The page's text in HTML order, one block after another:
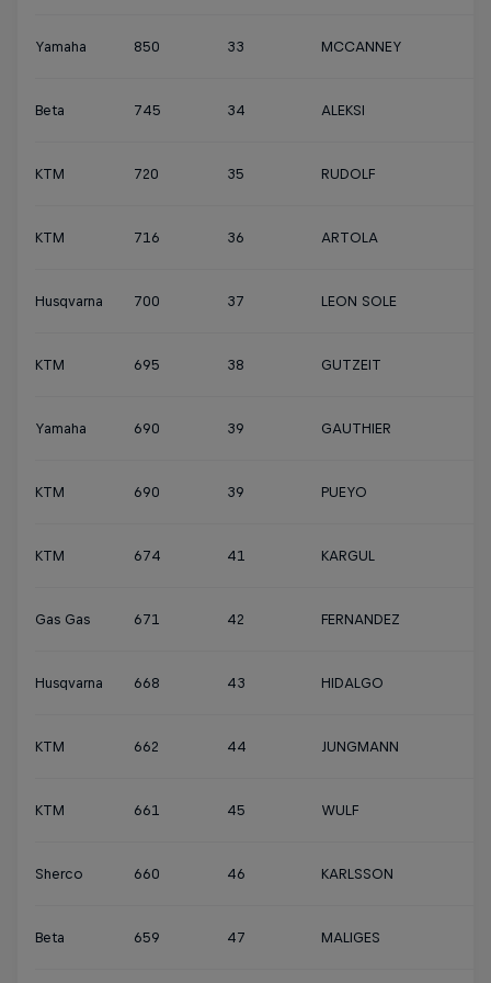
Yamaha 850 33 MCCANNEY
Beta 745 34 ALEKSI
KTM 720 35 RUDOLF
KTM 716 36 ARTOLA
Husqvarna 700 37 LEON SOLE
KTM 695 38 GUTZEIT
Yamaha 690 39 GAUTHIER
KTM 690 39 PUEYO
KTM 674 41 KARGUL
Gas Gas 671 42 FERNANDEZ
Husqvarna 668 43 HIDALGO
KTM 662 44 JUNGMANN
KTM 661 45 WULF
Sherco 660 46 KARLSSON
Beta 659 47 MALIGES